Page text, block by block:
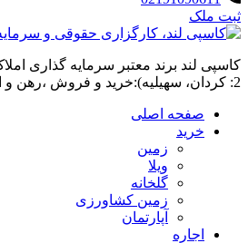
ثبت ملک
2: کردان، سهیلیه):خرید و فروش ،رهن و اجاره
صفحه اصلی
خرید
زمین
ویلا
گلخانه
زمین کشاورزی
آپارتمان
اجاره